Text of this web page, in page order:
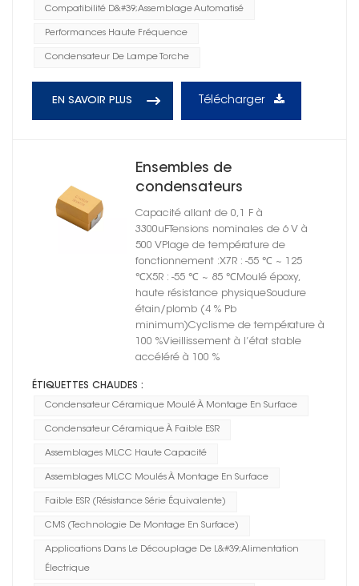
Compatibilité D&#39;assemblage Automatisé
Performances Haute Fréquence
Condensateur De Lampe Torche
EN SAVOIR PLUS Télécharger
Ensembles de
condensateurs
céramiques moulés à
montage en surface série
CT4502 X7R
Capacité allant de 0,1 F à
3300uFTensions nominales de 6 V à
500 VPlage de température de
fonctionnement :X7R : -55 ℃ ~ 125
℃X5R : -55 ℃ ~ 85 ℃Moulé époxy,
haute résistance physiqueSoudure
étain/plomb (4 % Pb
minimum)Cyclisme de température à
100 %Vieillissement à l’état stable
accéléré à 100 %
ÉTIQUETTES CHAUDES :
Condensateur Céramique Moulé À Montage En Surface
Condensateur Céramique À Faible ESR
Assemblages MLCC Haute Capacité
Assemblages MLCC Moulés À Montage En Surface
Faible ESR (résistance Série Équivalente)
CMS (technologie De Montage En Surface)
Applications Dans Le Découplage De L&#39;alimentation
Électrique